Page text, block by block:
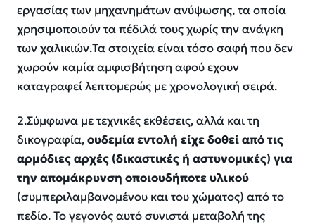
εργασίας των μηχανημάτων ανύψωσης, τα οποία
χρησιμοποιούν τα πέδιλά τους χωρίς την ανάγκη
των χαλικιών.Τα στοιχεία είναι τόσο σαφή που δεν
χωρούν καμία αμφισβήτηση αφού εχουν
καταγραφεί λεπτομερώς με χρονολογική σειρά.
2.Σύμφωνα με τεχνικές εκθέσεις, αλλά και τη
δικογραφία,ουδεμία εντολή είχε δοθεί από τις
αρμόδιες αρχές (δικαστικές ή αστυνομικές) για
την απομάκρυνση οποιουδήποτε υλικού
(συμπεριλαμβανομένου και του χώματος) από το
πεδίο. Το γεγονός αυτό συνιστά μεταβολή της